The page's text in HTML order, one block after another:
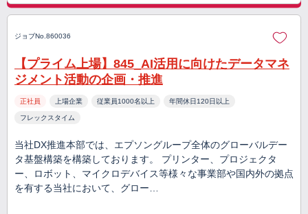
ジョブNo.860036
【プライム上場】845_AI活用に向けたデータマネ
ジメント活動の企画・推進
正社員 上場企業 従業員1000名以上 年間休日120日以上
フレックスタイム
当社DX推進本部では、エプソングループ全体のグローバルデー
タ基盤構築を構築しております。 プリンター、プロジェクタ
ー、ロボット、マイクロデバイス等様々な事業部や国内外の拠点
を有する当社において、グロー…